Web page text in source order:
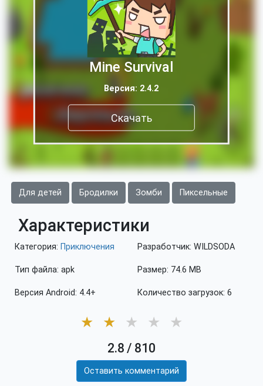
Mine Survival
Версия: 2.4.2
Скачать
Для детей Бродилки Зомби Пиксельные
Характеристики
Категория: Приключения
Тип файла: apk
Версия Android: 4.4+
Разработчик: WILDSODA
Размер: 74.6 MB
Количество загрузок: 6
★ ★ ★ ★ ★
2.8 / 810
Оставить комментарий